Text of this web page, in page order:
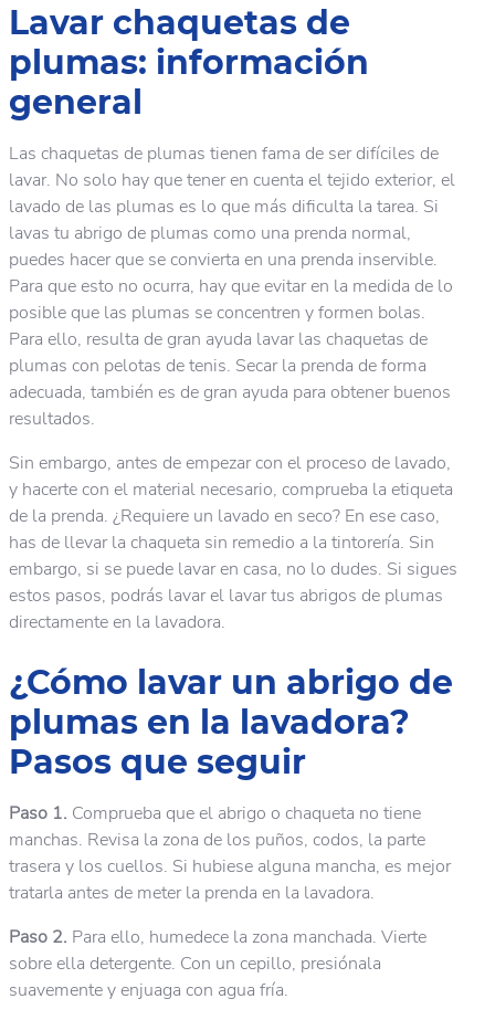
Lavar chaquetas de
plumas: información
general
Las chaquetas de plumas tienen fama de ser difíciles de
lavar. No solo hay que tener en cuenta el tejido exterior, el
lavado de las plumas es lo que más dificulta la tarea. Si
lavas tu abrigo de plumas como una prenda normal,
puedes hacer que se convierta en una prenda inservible.
Para que esto no ocurra, hay que evitar en la medida de lo
posible que las plumas se concentren y formen bolas.
Para ello, resulta de gran ayuda lavar las chaquetas de
plumas con pelotas de tenis. Secar la prenda de forma
adecuada, también es de gran ayuda para obtener buenos
resultados.
Sin embargo, antes de empezar con el proceso de lavado,
y hacerte con el material necesario, comprueba la etiqueta
de la prenda. ¿Requiere un lavado en seco? En ese caso,
has de llevar la chaqueta sin remedio a la tintorería. Sin
embargo, si se puede lavar en casa, no lo dudes. Si sigues
estos pasos, podrás lavar el lavar tus abrigos de plumas
directamente en la lavadora.
¿Cómo lavar un abrigo de
plumas en la lavadora?
Pasos que seguir
Paso 1. Comprueba que el abrigo o chaqueta no tiene
manchas. Revisa la zona de los puños, codos, la parte
trasera y los cuellos. Si hubiese alguna mancha, es mejor
tratarla antes de meter la prenda en la lavadora.
Paso 2. Para ello, humedece la zona manchada. Vierte
sobre ella detergente. Con un cepillo, presiónala
suavemente y enjuaga con agua fría.